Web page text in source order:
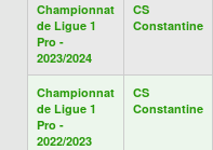
Championnat
de Ligue 1
Pro -
2023/2024
CS
Constantine
Championnat
de Ligue 1
Pro -
2022/2023
CS
Constantine